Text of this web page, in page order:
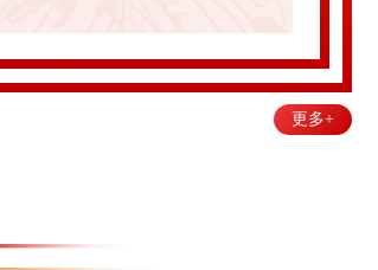
邓雅晴历史学（本）2301班 牟
精灵历史学（本）2302班 张宇
更多+